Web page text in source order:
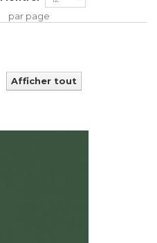
par page
Afficher tout